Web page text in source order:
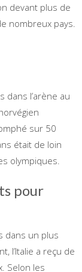
devant plus de
nombreux pays.
dans l’arène au
sur 50
était de loin
olympiques.
pour
dans un plus
l’Italie a reçu de
Selon les